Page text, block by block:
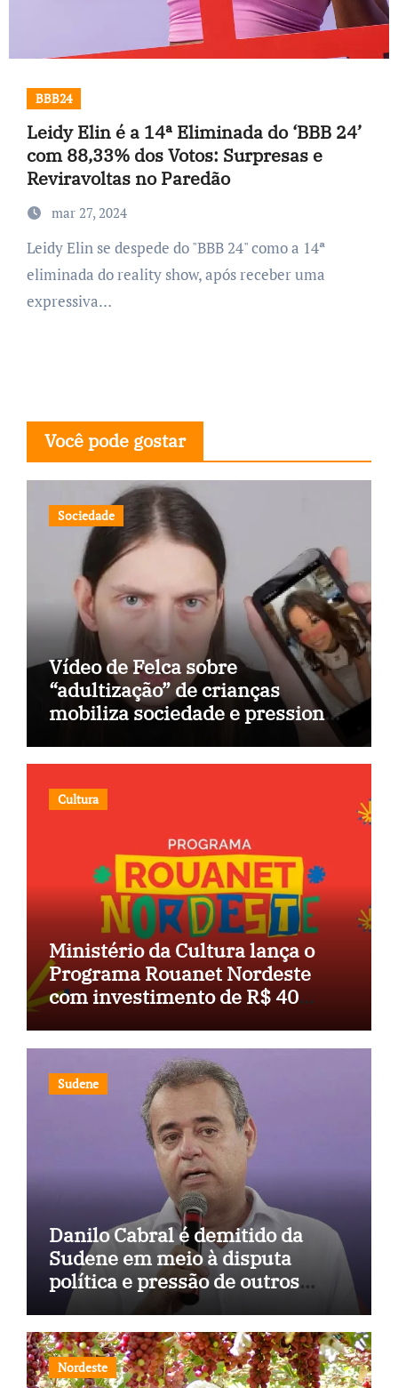
BBB24
Leidy Elin é a 14ª Eliminada do ‘BBB 24’
com 88,33% dos Votos: Surpresas e
Reviravoltas no Paredão
mar 27, 2024
Leidy Elin se despede do "BBB 24" como a 14ª
eliminada do reality show, após receber uma
expressiva…
Você pode gostar
Sociedade
Vídeo de Felca sobre
“adultização” de crianças
mobiliza sociedade e pressiona
Cultura
Ministério da Cultura lança o
Programa Rouanet Nordeste
com investimento de R$ 40
Sudene
Danilo Cabral é demitido da
Sudene em meio à disputa
política e pressão de outros
estados
Nordeste